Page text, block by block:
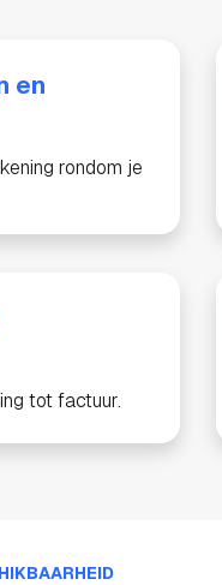
en
rondom je
tot factuur.